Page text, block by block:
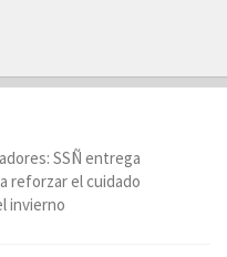
SSÑ entrega
reforzar el cuidado
invierno